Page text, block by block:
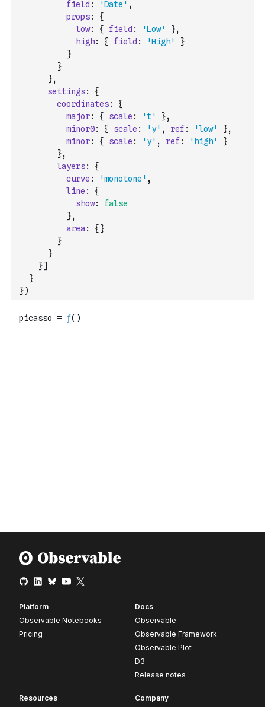
field : 'Date' ,
props:
{
low: { field : 'Low' },
high: { field : 'High'
}
}
}
},
settings:
{
coordinates:
{
major: { scale : 't' },
minor0: { scale : 'y' , ref : 'low' },
minor: { scale : 'y' , ref : 'high'
}
},
layers:
{
curve : 'monotone' ,
line :
{
show:
false
},
area : { }
}
}
}]
}
})
Platform
Observable Notebooks
Pricing
Docs
Observable
Observable Framework
Observable Plot
D3
Release notes
Resources
Company